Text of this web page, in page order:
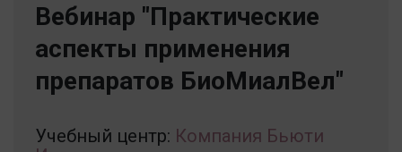
Вебинар "Практические
аспекты применения
препаратов БиоМиалВел"
Учебный центр: Компания Бьюти